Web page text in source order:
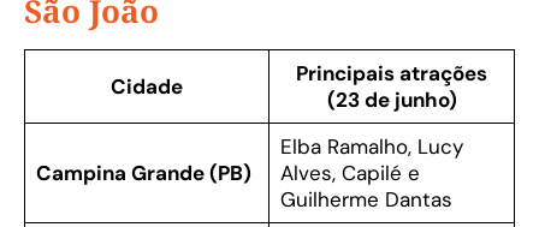
São João
Cidade
Principais atrações
(23 de junho)
Campina Grande (PB)
Elba Ramalho, Lucy
Alves, Capilé e
Guilherme Dantas